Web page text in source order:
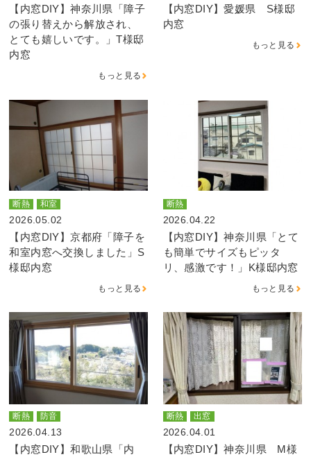
【内窓DIY】神奈川県「障子
の張り替えから解放され、
とても嬉しいです。」T様邸
内窓
もっと見る
【内窓DIY】愛媛県 S様邸
内窓
もっと見る
断熱 和室
2026.05.02
【内窓DIY】京都府「障子を
和室内窓へ交換しました」S
様邸内窓
もっと見る
断熱
2026.04.22
【内窓DIY】神奈川県「とて
も簡単でサイズもピッタ
リ、感激です！」K様邸内窓
もっと見る
断熱 防音
2026.04.13
【内窓DIY】和歌山県「内
断熱 出窓
2026.04.01
【内窓DIY】神奈川県 M様